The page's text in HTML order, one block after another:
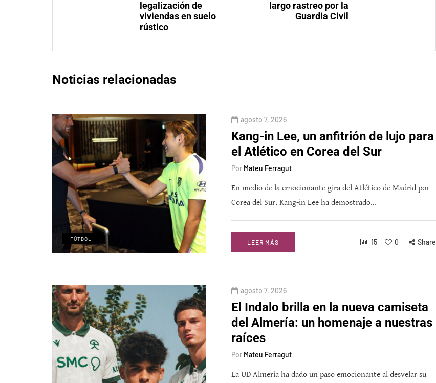
legalización de
viviendas en suelo
rústico
largo rastreo por la
Guardia Civil
Noticias relacionadas
FÚTBOL
agosto 7, 2026
Kang-in Lee, un anfitrión de lujo para
el Atlético en Corea del Sur
Por Mateu Ferragut
En medio de la emocionante gira del Atlético de Madrid por
Corea del Sur, Kang-in Lee ha demostrado…
LEER MÁS 15 0 Share
agosto 7, 2026
El Indalo brilla en la nueva camiseta
del Almería: un homenaje a nuestras
raíces
Por Mateu Ferragut
La UD Almería ha dado un paso emocionante al desvelar su